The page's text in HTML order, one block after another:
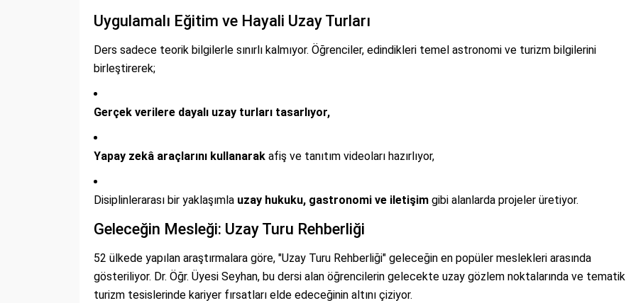
Uygulamalı Eğitim ve Hayali Uzay Turları
Ders sadece teorik bilgilerle sınırlı kalmıyor. Öğrenciler, edindikleri temel astronomi ve turizm bilgilerini
birleştirerek;
Gerçek verilere dayalı uzay turları tasarlıyor,
Yapay zekâ araçlarını kullanarak afiş ve tanıtım videoları hazırlıyor,
Disiplinlerarası bir yaklaşımla uzay hukuku, gastronomi ve iletişim gibi alanlarda projeler üretiyor.
Geleceğin Mesleği: Uzay Turu Rehberliği
52 ülkede yapılan araştırmalara göre, "Uzay Turu Rehberliği" geleceğin en popüler meslekleri arasında
gösteriliyor. Dr. Öğr. Üyesi Seyhan, bu dersi alan öğrencilerin gelecekte uzay gözlem noktalarında ve tematik
turizm tesislerinde kariyer fırsatları elde edeceğinin altını çiziyor.